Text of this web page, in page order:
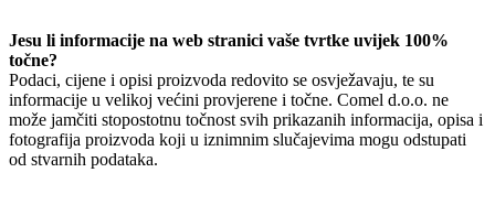
Jesu li informacije na web stranici vaše tvrtke uvijek 100%
točne?
Podaci, cijene i opisi proizvoda redovito se osvježavaju, te su
informacije u velikoj većini provjerene i točne. Comel d.o.o. ne
može jamčiti stopostotnu točnost svih prikazanih informacija, opisa i
fotografija proizvoda koji u iznimnim slučajevima mogu odstupati
od stvarnih podataka.